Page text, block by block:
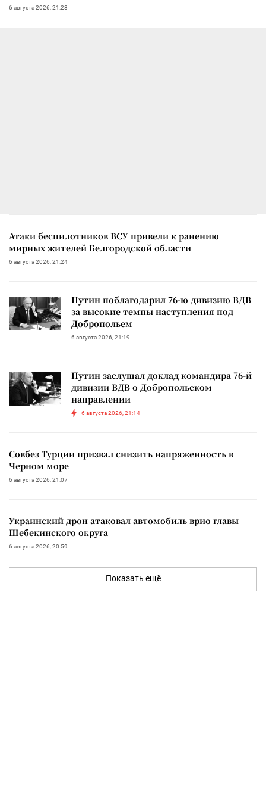
6 августа 2026, 21:28
Атаки беспилотников ВСУ привели к ранению
мирных жителей Белгородской области
6 августа 2026, 21:24
Путин поблагодарил 76-ю дивизию ВДВ
за высокие темпы наступления под
Добропольем
6 августа 2026, 21:19
Путин заслушал доклад командира 76-й
дивизии ВДВ о Добропольском
направлении
6 августа 2026, 21:14
Совбез Турции призвал снизить напряженность в
Черном море
6 августа 2026, 21:07
Украинский дрон атаковал автомобиль врио главы
Шебекинского округа
6 августа 2026, 20:59
Показать ещё